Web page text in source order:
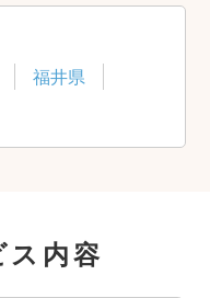
福井県
ス内容